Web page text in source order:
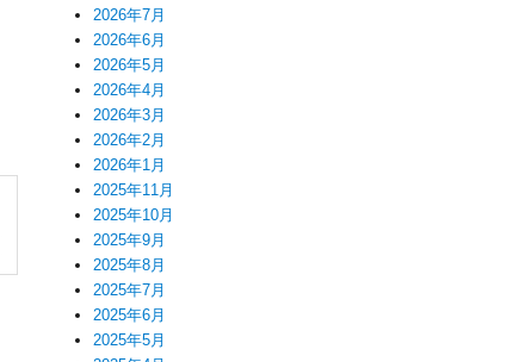
2026年7月
2026年6月
2026年5月
2026年4月
2026年3月
2026年2月
2026年1月
2025年11月
2025年10月
2025年9月
2025年8月
2025年7月
2025年6月
2025年5月